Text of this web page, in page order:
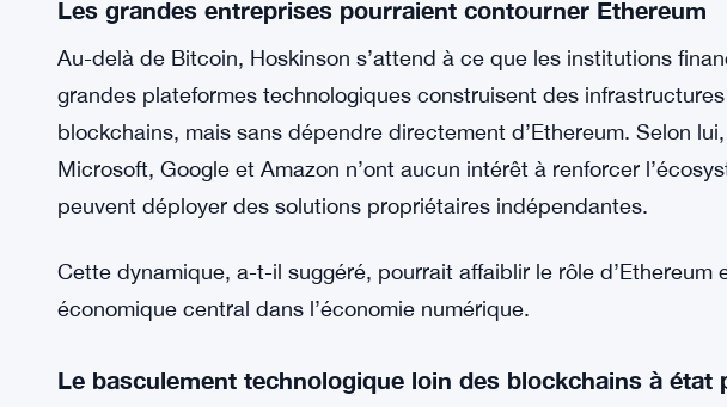
sécurité crédible.
Les grandes entreprises pourraient contourner Ethereum
Au-delà de Bitcoin, Hoskinson s’attend à ce que les institutions
blockchains, mais sans dépendre directement d’Ethereum. Selon lui,